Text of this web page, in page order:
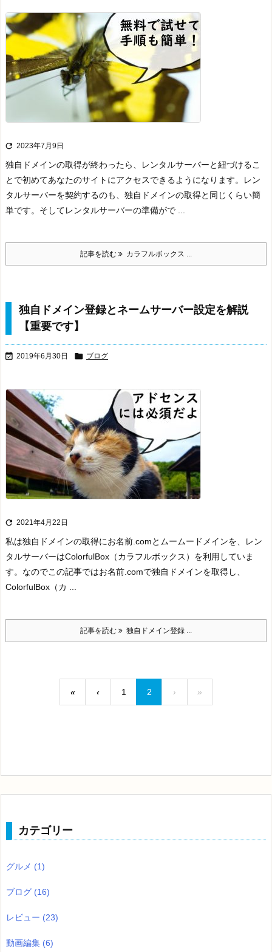
 2023年7月9日
独自ドメインの取得が終わったら、レンタルサーバーと紐づけるこ
とで初めてあなたのサイトにアクセスできるようになります。
レン
タルサーバーを契約するのも、独自ドメインの取得と同じくらい簡
単です。そしてレンタルサーバーの準備がで ...
記事を読む カラフルボックス ...
独自ドメイン登録とネームサーバー設定を解説
【重要です】
 2019年6月30日  ブログ
 2021年4月22日
私は独自ドメインの取得にお名前.comとムームードメインを、レン
タルサーバーはColorfulBox（カラフルボックス）を利用していま
す。 なのでこの記事ではお名前.comで独自ドメインを取得し、
ColorfulBox（カ ...
記事を読む 独自ドメイン登録 ...
« ‹ 1 2 › »
カテゴリー
グルメ (1)
ブログ (16)
レビュー (23)
動画編集 (6)